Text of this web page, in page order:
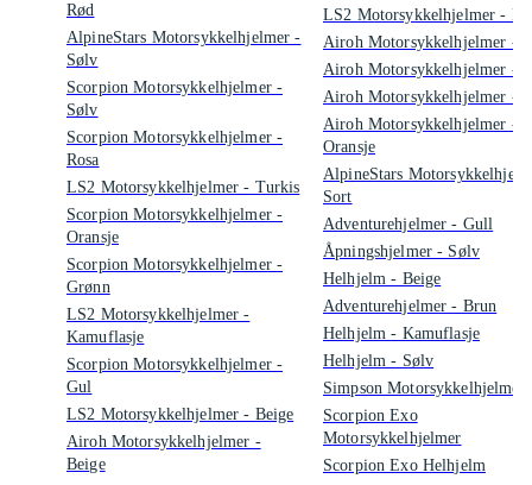
Rød
AlpineStars Motorsykkelhjelmer -
Sølv
Scorpion Motorsykkelhjelmer -
Sølv
Scorpion Motorsykkelhjelmer -
Rosa
LS2 Motorsykkelhjelmer - Turkis
Scorpion Motorsykkelhjelmer -
Oransje
Scorpion Motorsykkelhjelmer -
Grønn
LS2 Motorsykkelhjelmer -
Kamuflasje
Scorpion Motorsykkelhjelmer -
Gul
LS2 Motorsykkelhjelmer - Beige
Airoh Motorsykkelhjelmer -
Beige
LS2 Motorsykkelhjelmer -
Airoh Motorsykkelhjelmer -
Airoh Motorsykkelhjelmer -
Airoh Motorsykkelhjelmer -
Airoh Motorsykkelhjelmer -
Oransje
AlpineStars
Sort
Adventurehjelmer - Gull
Åpningshjelmer - Sølv
Helhjelm - Beige
Adventurehjelmer - Brun
Helhjelm - Kamuflasje
Helhjelm - Sølv
Simpson Motorsykkelhjelmer
Scorpion Exo
Motorsykkelhjelmer
Scorpion Exo Helhjelm